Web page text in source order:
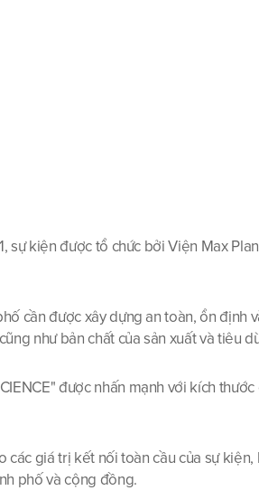
kiện được tổ chức bởi Viện Max
cần được xây dựng an toàn, ổn định
như bản chất của sản xuất và tiêu
được nhấn mạnh với kích
giá trị kết nối toàn cầu của sự
phố và cộng đồng.